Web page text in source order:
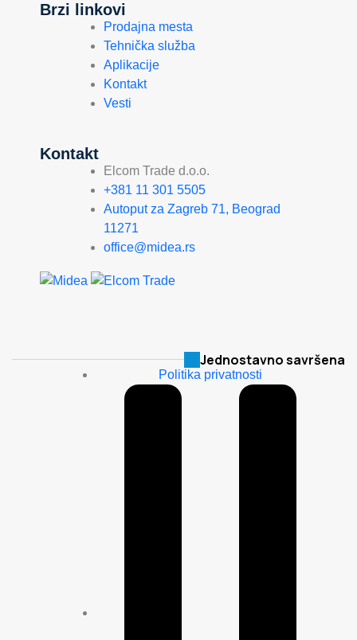
Brzi linkovi
Prodajna mesta
Tehnička služba
Aplikacije
Kontakt
Vesti
Kontakt
Elcom Trade d.o.o.
+381 11 301 5505
Autoput za Zagreb 71, Beograd
11271
office@midea.rs
Jednostavno savršena
Politika privatnosti